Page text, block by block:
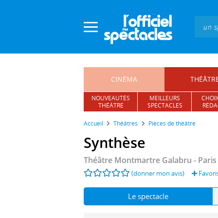
CINÉMA
NOUVEAUTÉS
THÉÂTRE
MEILLEURS
SPECTACLES
Accueil Théâtres Pièces de théâtre
Synthèse
Théâtre Montmartre Galabru -
(donner mon avis)
Le spectacle